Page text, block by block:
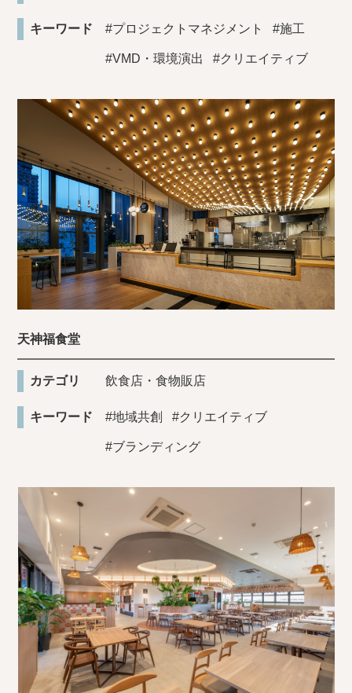
キーワード #プロジェクトマネジメント #施工
#VMD・環境演出 #クリエイティブ
天神福食堂
カテゴリ 飲食店・食物販店
キーワード #地域共創 #クリエイティブ
#ブランディング